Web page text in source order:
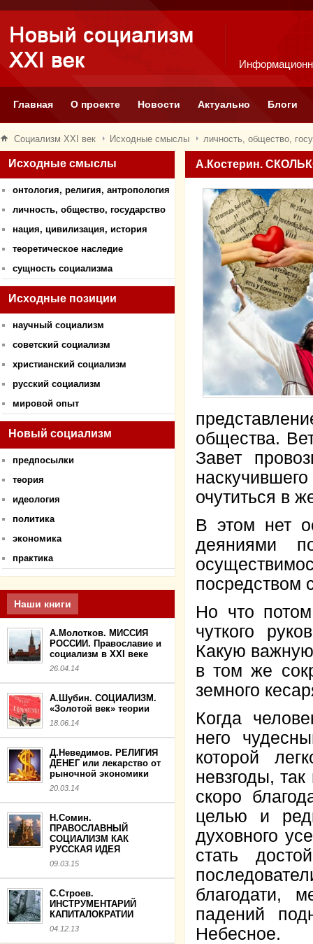
Главная О проекте Новости Актуально Блоги
Социализм XXI век Исходные смыслы личность, общество,
Исходные смыслы
онтология, религия, антропология
личность, общество, государство
нация, цивилизация, история
теоретическое наследие
сущность социализма
Исходные позиции
научный социализм
советский социализм
христианский социализм
русский социализм
мировой опыт
Новый социализм
предпосылки
теория
идеология
политика
экономика
практика
Наши книги
А.Молотков. МИССИЯ
РОССИИ. Православие и
социализм в XXI веке
26.04.14
А.Шубин. СОЦИАЛИЗМ.
«Золотой век» теории
18.06.14
Д.Неведимов. РЕЛИГИЯ
ДЕНЕГ или лекарство от
рыночной экономики
20.03.14
Н.Сомин.
ПРАВОСЛАВНЫЙ
СОЦИАЛИЗМ КАК
РУССКАЯ ИДЕЯ
09.03.15
С.Строев.
ИНСТРУМЕНТАРИЙ
КАПИТАЛОКРАТИИ
04.12.13
А.Костерин.
общества.
Завет
очутиться в
В этом нет
деяниями
посредством
Но что
чуткого
Какую
в том же
земного
Когда
него
которой
невзгоды,
скоро
целью и
духовного
стать
благодати,
падений
Небесное.